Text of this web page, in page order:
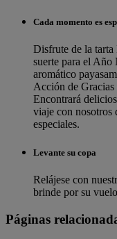
Cada momento es
Disfrute de la tarta
suerte para el Año
aromático
Acción de Gracias
Encontrará
viaje con nosotros
especiales.
Levante su copa
Relájese con
brinde por su
Páginas